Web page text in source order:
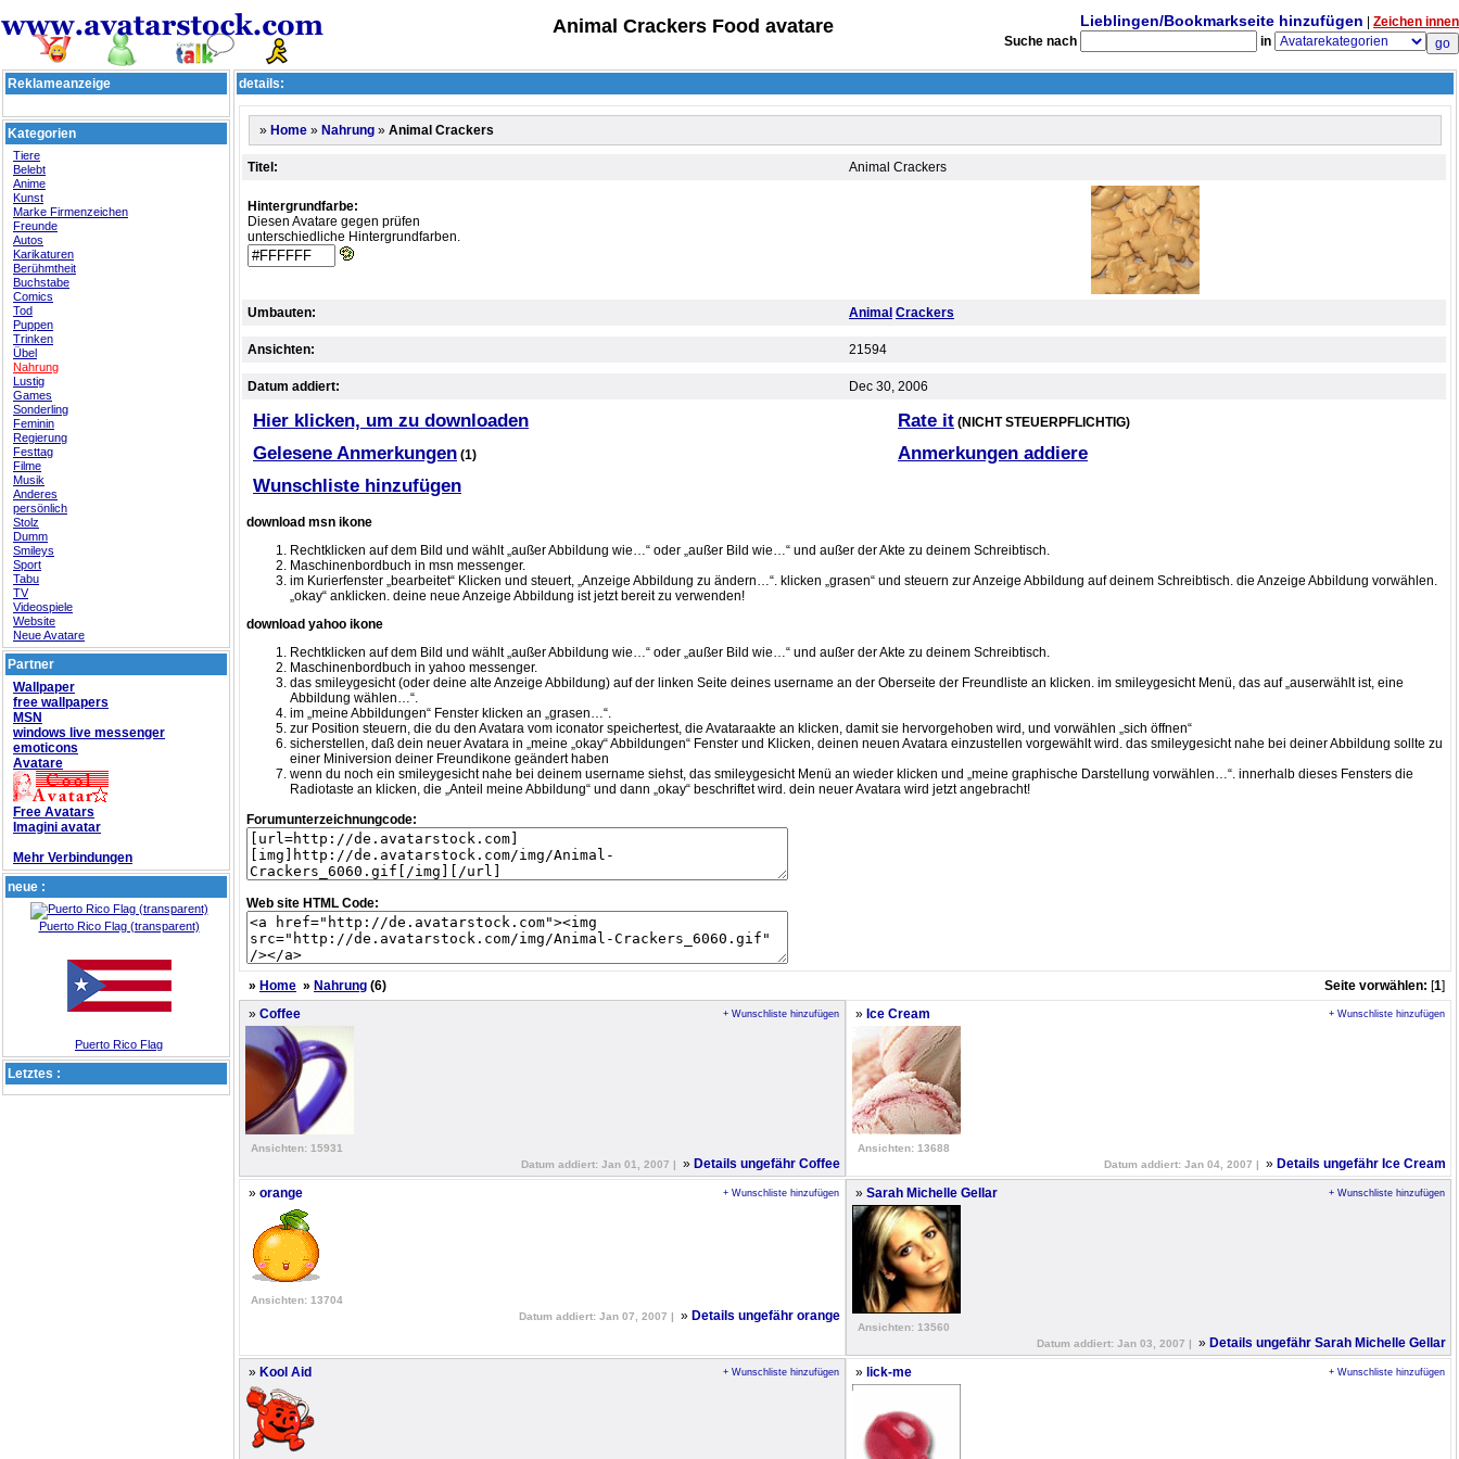
Animal Crackers Food avatare Lieblingen/Bookmarkseite hinzufügen
Zeichen innen
Suche nach
in
Reklameanzeige
Kategorien
Tiere
Belebt
Anime
Kunst
Marke Firmenzeichen
Freunde
Autos
Karikaturen
Berühmtheit
Buchstabe
Comics
Tod
Puppen
Trinken
Übel
Nahrung
Lustig
Games
Sonderling
Feminin
Regierung
Festtag
Filme
Musik
Anderes
persönlich
Stolz
Dumm
Smileys
Sport
Tabu
TV
Videospiele
Website
Neue Avatare
Partner
Wallpaper
free wallpapers
MSN
windows live messenger
emoticons
Avatare
Free Avatars
Imagini avatar
Mehr Verbindungen
neue :
Puerto Rico Flag (transparent)
Puerto Rico Flag
Letztes :
details:
» Home » Nahrung » Animal Crackers
Titel: Animal Crackers
Hintergrundfarbe:
Diesen Avatare gegen prüfen
unterschiedliche Hintergrundfarben.
Umbauten: Animal Crackers
Ansichten: 21594
Datum addiert: Dec 30, 2006
Hier klicken, um zu downloaden Rate it (NICHT STEUERPFLICHTIG)
Gelesene Anmerkungen (1)
Anmerkungen addiere
Wunschliste hinzufügen
download msn ikone
Rechtklicken auf dem Bild und wählt „außer Abbildung wie…“ oder „außer Bild wie…“ und außer der Akte zu deinem Schreibtisch.
Maschinenbordbuch in msn messenger.
im Kurierfenster „bearbeitet“ Klicken und steuert, „Anzeige Abbildung zu ändern…“. klicken „grasen“ und steuern zur Anzeige Abbildung auf deinem Schreibtisch. die Anzeige Abbildung vorwählen.
„okay“ anklicken. deine neue Anzeige Abbildung ist jetzt bereit zu verwenden!
download yahoo ikone
Rechtklicken auf dem Bild und wählt „außer Abbildung wie…“ oder „außer Bild wie…“ und außer der Akte zu deinem Schreibtisch.
Maschinenbordbuch in yahoo messenger.
das smileygesicht (oder deine alte Anzeige Abbildung) auf der linken Seite deines username an der Oberseite der Freundliste an klicken. im smileygesicht Menü, das auf „auserwählt ist, eine
Abbildung wählen…“.
im „meine Abbildungen“ Fenster klicken an „grasen…“.
zur Position steuern, die du den Avatara vom iconator speichertest, die Avataraakte an klicken, damit sie hervorgehoben wird, und vorwählen „sich öffnen“
sicherstellen, daß dein neuer Avatara in „meine „okay“ Abbildungen“ Fenster und Klicken, deinen neuen Avatara einzustellen vorgewählt wird. das smileygesicht nahe bei deiner Abbildung sollte zu
einer Miniversion deiner Freundikone geändert haben
wenn du noch ein smileygesicht nahe bei deinem username siehst, das smileygesicht Menü an wieder klicken und „meine graphische Darstellung vorwählen…“. innerhalb dieses Fensters die
Radiotaste an klicken, die „Anteil meine Abbildung“ und dann „okay“ beschriftet wird. dein neuer Avatara wird jetzt angebracht!
Forumunterzeichnungcode:
Web site HTML Code:
» Home » Nahrung (6) Seite vorwählen: [1]
» Coffee + Wunschliste hinzufügen
Ansichten: 15931
Datum addiert: Jan 01, 2007 |
» Details ungefähr Coffee
» Ice Cream + Wunschliste hinzufügen
Ansichten: 13688
Datum addiert: Jan 04, 2007 |
» Details ungefähr Ice Cream
» orange + Wunschliste hinzufügen
Ansichten: 13704
Datum addiert: Jan 07, 2007 |
» Details ungefähr orange
» Sarah Michelle Gellar + Wunschliste hinzufügen
Ansichten: 13560
Datum addiert: Jan 03, 2007 |
» Details ungefähr Sarah Michelle Gellar
» Kool Aid + Wunschliste hinzufügen » lick-me + Wunschliste hinzufügen